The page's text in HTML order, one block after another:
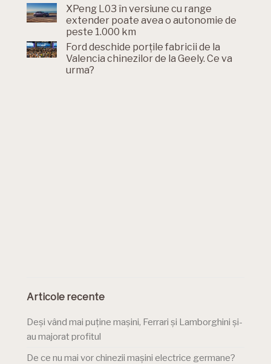
XPeng L03 în versiune cu range
extender poate avea o autonomie de
peste 1.000 km
Ford deschide porțile fabricii de la
Valencia chinezilor de la Geely. Ce va
urma?
Articole recente
Deși vând mai puține mașini, Ferrari și Lamborghini și-
au majorat profitul
De ce nu mai vor chinezii mașini electrice germane?